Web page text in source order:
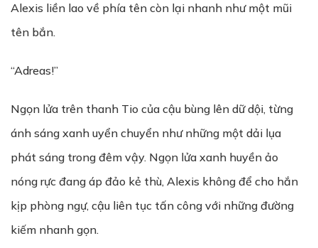
Alexis liền lao về phía tên còn lại nhanh như một mũi
tên bắn.
“Adreas!”
Ngọn lửa trên thanh Tio của cậu bùng lên dữ dội, từng
ánh sáng xanh uyển chuyển như những một dải lụa
phát sáng trong đêm vậy. Ngọn lửa xanh huyền ảo
nóng rực đang áp đảo kẻ thù, Alexis không để cho hắn
kịp phòng ngự, cậu liên tục tấn công với những đường
kiếm nhanh gọn.